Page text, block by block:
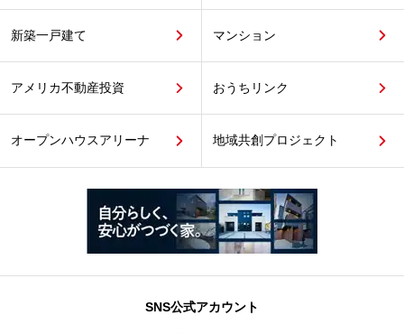
新築一戸建て マンション
アメリカ不動産投資 おうちリンク
オープンハウスアリーナ 地域共創プロジェクト
SNS公式アカウント